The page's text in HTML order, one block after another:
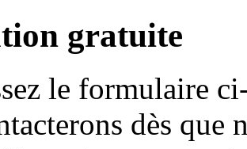
gratuite
le formulaire
dès que